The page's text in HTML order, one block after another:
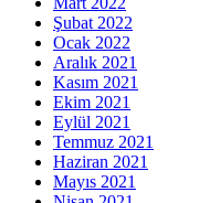
Şubat 2022
Ocak 2022
Aralık 2021
Kasım 2021
Ekim 2021
Eylül 2021
Temmuz 2021
Haziran 2021
Mayıs 2021